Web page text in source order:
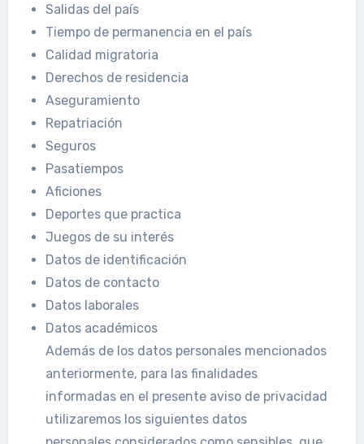
Salidas del país
Tiempo de permanencia en el país
Calidad migratoria
Derechos de residencia
Aseguramiento
Repatriación
Seguros
Pasatiempos
Aficiones
Deportes que practica
Juegos de su interés
Datos de identificación
Datos de contacto
Datos laborales
Datos académicos
Además de los datos personales mencionados
anteriormente, para las finalidades
informadas en el presente aviso de privacidad
utilizaremos los siguientes datos